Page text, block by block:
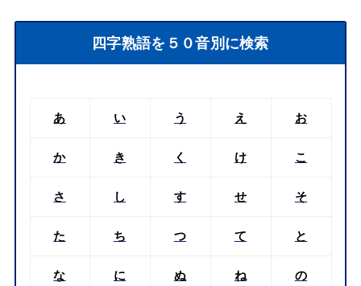
四字熟語を５０音別に検索
あ い う え お
か き く け こ
さ し す せ そ
た ち つ て と
な に ぬ ね の